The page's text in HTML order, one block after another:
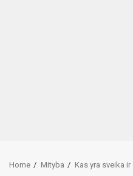
Home Mityba Kas yra sveika